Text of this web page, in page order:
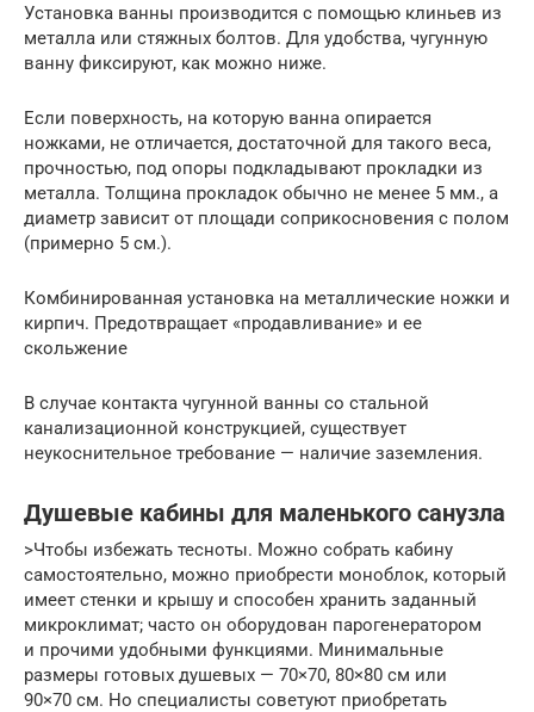
Установка ванны производится с помощью клиньев из
металла или стяжных болтов. Для удобства, чугунную
ванну фиксируют, как можно ниже.
Если поверхность, на которую ванна опирается
ножками, не отличается, достаточной для такого веса,
прочностью, под опоры подкладывают прокладки из
металла. Толщина прокладок обычно не менее 5 мм., а
диаметр зависит от площади соприкосновения с полом
(примерно 5 см.).
Комбинированная установка на металлические ножки и
кирпич. Предотвращает «продавливание» и ее
скольжение
В случае контакта чугунной ванны со стальной
канализационной конструкцией, существует
неукоснительное требование — наличие заземления.
Душевые кабины для маленького санузла
>Чтобы избежать тесноты. Можно собрать кабину
самостоятельно, можно приобрести моноблок, который
имеет стенки и крышу и способен хранить заданный
микроклимат; часто он оборудован парогенератором
и прочими удобными функциями. Минимальные
размеры готовых душевых — 70×70, 80×80 см или
90×70 см. Но специалисты советуют приобретать